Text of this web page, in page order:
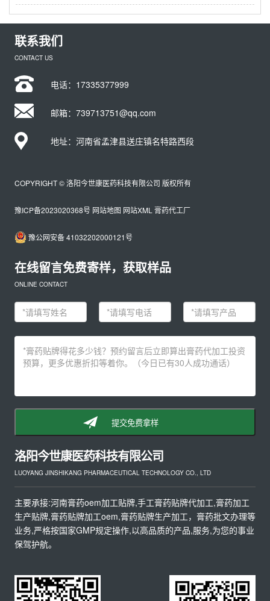
联系我们
CONTACT US
电话： 17335377999
邮箱：739713751@qq.com
地址：河南省孟津县送庄镇名特路西段
COPYRIGHT © 洛阳今世康医药科技有限公司 版权所有
豫ICP备2023020368号 网站地图 网站XML 膏药代工厂
豫公网安备 41032202000121号
在线留言免费寄样，获取样品
ONLINE CONTACT
提交免费拿样
洛阳今世康医药科技有限公司
LUOYANG JINSHIKANG PHARMACEUTICAL TECHNOLOGY CO., LTD
主要承接:河南膏药oem加工贴牌,手工膏药贴牌代加工,膏药加工
生产贴牌,膏药贴牌加工oem,膏药贴牌生产加工，膏药批文办理等
业务,严格按国家GMP规定操作,以高品质的产品,服务,为您的事业
保驾护航。